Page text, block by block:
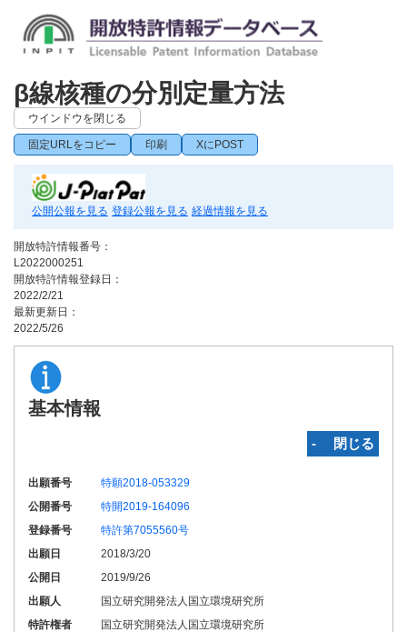
β線核種の分別定量方法
ウインドウを閉じる
固定URLをコピー 印刷 XにPOST
公開公報を見る 登録公報を見る 経過情報を見る
開放特許情報番号：
L2022000251
開放特許情報登録日：
2022/2/21
最新更新日：
2022/5/26
基本情報
‐ 閉じる
出願番号
特願2018-053329
公開番号
特開2019-164096
登録番号
特許第7055560号
出願日
2018/3/20
公開日
2019/9/26
出願人
国立研究開発法人国立環境研究所
特許権者
国立研究開発法人国立環境研究所